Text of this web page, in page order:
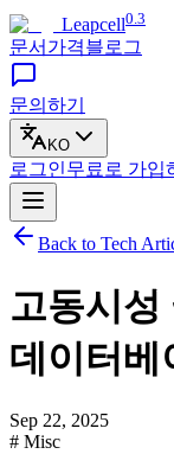
Leapcell0.3
문서 가격블로그
문의하기
KO
로그인무료로 가입
Back to Tech
고동시성
데이터베
Sep 22, 2025
# Misc